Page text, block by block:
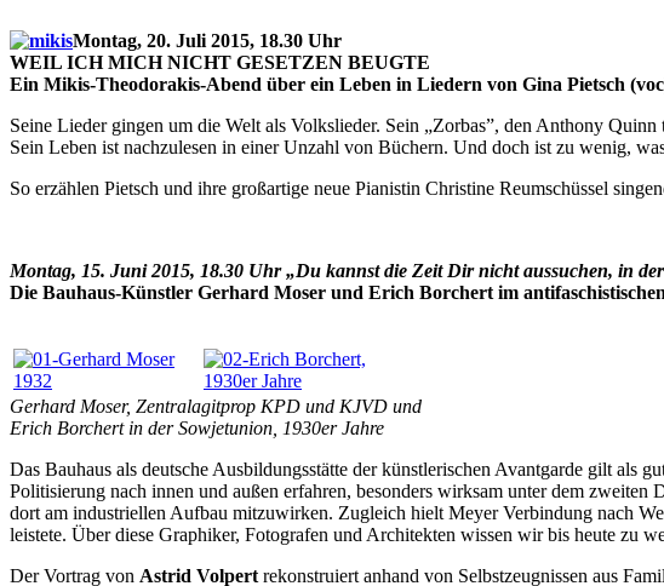
Montag, 20. Juli 2015, 18.30 Uhr
WEIL ICH MICH NICHT GESETZEN BEUGTE
Ein Mikis-Theodorakis-Abend über ein Leben in Liedern von Gina Pietsch
Seine Lieder gingen um die Welt als Volkslieder. Sein „Zorbas”, den Anthony
Sein Leben ist nachzulesen in einer Unzahl von Büchern. Und doch ist zu wenig,
So erzählen Pietsch und ihre großartige neue Pianistin Christine Reumschüssel
Montag, 15. Juni 2015, 18.30 Uhr „Du kannst die Zeit Dir nicht aussuchen, in
Die Bauhaus-Künstler Gerhard Moser und Erich Borchert im
Gerhard Moser, Zentralagitprop KPD und KJVD und
Erich Borchert in der Sowjetunion, 1930er Jahre
Das Bauhaus als deutsche Ausbildungsstätte der künstlerischen Avantgarde gilt als
Politisierung nach innen und außen erfahren, besonders wirksam unter dem
dort am industriellen Aufbau mitzuwirken. Zugleich hielt Meyer Verbindung nach
leistete. Über diese Graphiker, Fotografen und Architekten wissen wir bis heute zu
Der Vortrag von Astrid Volpert rekonstruiert anhand von Selbstzeugnissen aus